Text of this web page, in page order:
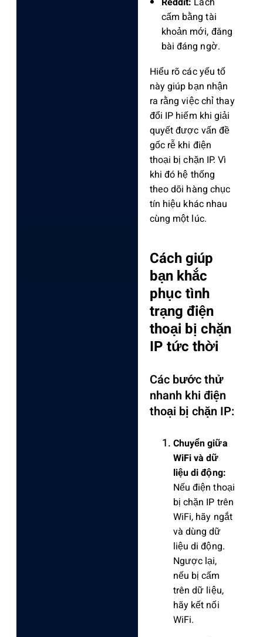
cấm bằng tài
khoản mới, đăng
bài đáng ngờ.
Hiểu rõ các yếu tố
này giúp bạn nhận
ra rằng việc chỉ thay
đổi IP hiếm khi giải
quyết được vấn đề
gốc rễ khi điện
thoại bị chặn IP. Vì
khi đó hệ thống
theo dõi hàng chục
tín hiệu khác nhau
cùng một lúc.
Cách giúp
bạn khắc
phục tình
trạng điện
thoại bị chặn
IP tức thời
Các bước thử
nhanh khi điện
thoại bị chặn IP:
Chuyển giữa
WiFi và dữ
liệu di động:
Nếu điện thoại
bị chặn IP trên
WiFi, hãy ngắt
và dùng dữ
liệu di động.
Ngược lại,
nếu bị cấm
trên dữ liệu,
hãy kết nối
WiFi.